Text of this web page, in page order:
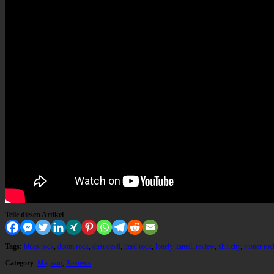
Teile diesen Artikel
Tags: blues rock, doom rock, dust devil, hard rock, lonely kamel, review, shit city, stoner
Category: Magazin, Reviews